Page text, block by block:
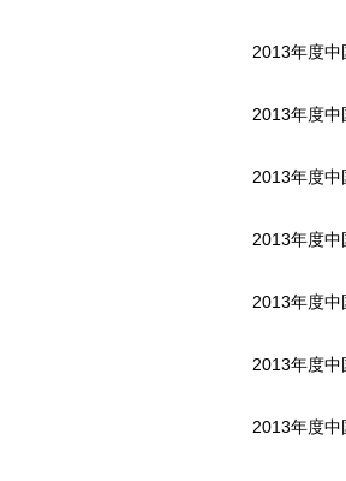
2013年度中
2013年度中
2013年度中
2013年度中
2013年度中国
2013年度中
2013年度中